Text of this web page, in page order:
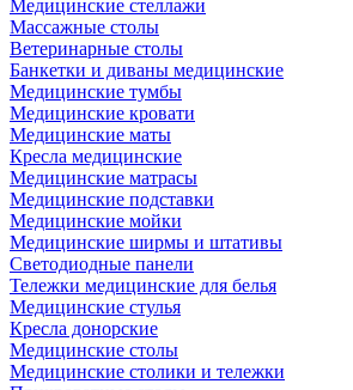
Медицинские стеллажи
Массажные столы
Ветеринарные столы
Банкетки и диваны медицинские
Медицинские тумбы
Медицинские кровати
Медицинские маты
Кресла медицинские
Медицинские матрасы
Медицинские подставки
Медицинские мойки
Медицинские ширмы и штативы
Светодиодные панели
Тележки медицинские для белья
Медицинские стулья
Кресла донорские
Медицинские столы
Медицинские столики и тележки